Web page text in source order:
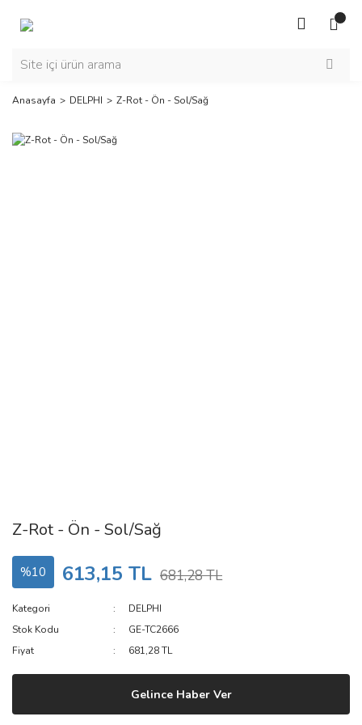
Anasayfa DELPHI Z-Rot - Ön - Sol/Sağ
Z-Rot - Ön - Sol/Sağ
%10 613,15 TL 681,28 TL
Kategori
DELPHI
Stok Kodu
GE-TC2666
Fiyat
681,28 TL
Gelince Haber Ver